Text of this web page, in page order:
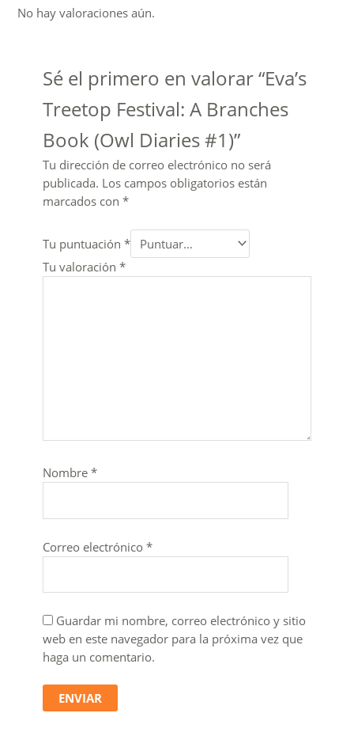
No hay valoraciones aún.
Sé el primero en valorar “Eva’s
Treetop Festival: A Branches
Book (Owl Diaries #1)”
Tu dirección de correo electrónico no será
publicada. Los campos obligatorios están
marcados con *
Tu puntuación *
Tu valoración *
Nombre *
Correo electrónico *
Guardar mi nombre, correo electrónico y sitio
web en este navegador para la próxima vez que
haga un comentario.